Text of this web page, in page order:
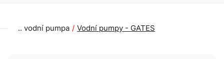
vodní pumpa Vodní pumpy - GATES